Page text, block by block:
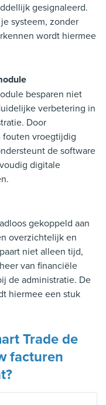
gesignaleerd.
systeem, zonder
wordt hiermee
besparen niet
verbetering in
Door
fouten vroegtijdig
de software
digitale
gekoppeld aan
overzichtelijk en
niet alleen tijd,
van financiële
de administratie. De
hiermee een stuk
Trade de
facturen